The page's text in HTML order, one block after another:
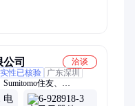
司
洽谈
性已核验
广东深圳
住友、